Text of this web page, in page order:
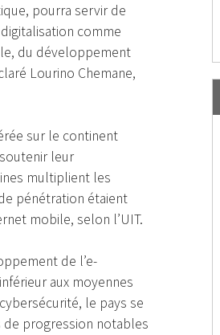
pourra servir de
comme
du développement
Lourino Chemane,
sur le continent
leur
multiplient les
pénétration étaient
mobile, selon l’UIT.
de l’e-
aux moyennes
le pays se
de progression notables